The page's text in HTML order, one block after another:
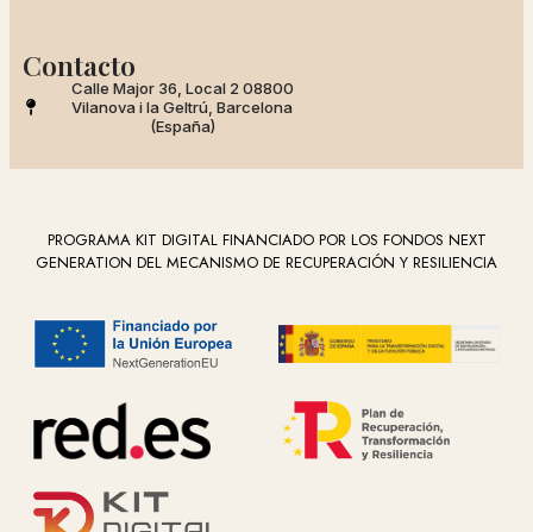
Contacto
Calle Major 36, Local 2 08800
Vilanova i la Geltrú, Barcelona
(España)
PROGRAMA KIT DIGITAL FINANCIADO POR LOS FONDOS NEXT
GENERATION DEL MECANISMO DE RECUPERACIÓN Y RESILIENCIA